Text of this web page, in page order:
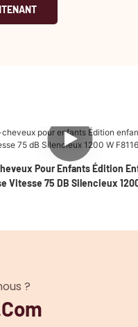
Pour Enfants Édition
Vitesse 75 DB Silencieux 1200
?